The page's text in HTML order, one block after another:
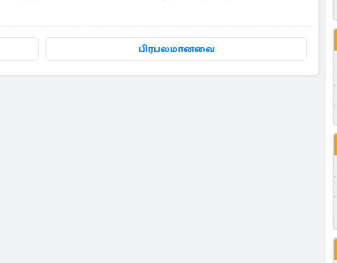
எச்சரிக்கை
பிரபலமானவை